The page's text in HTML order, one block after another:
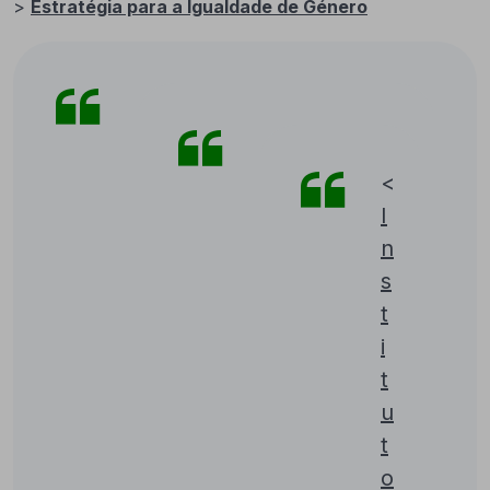
> Estratégia para a Igualdade de Género
<
I
n
s
t
i
t
u
t
o